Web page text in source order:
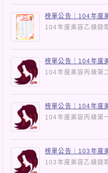
榜單公告｜104年度
104年度美容乙級
榜單公告｜104年度
104年度美容丙級
榜單公告｜104年度
104年度美容丙級
榜單公告｜103年度
103年度美容乙級